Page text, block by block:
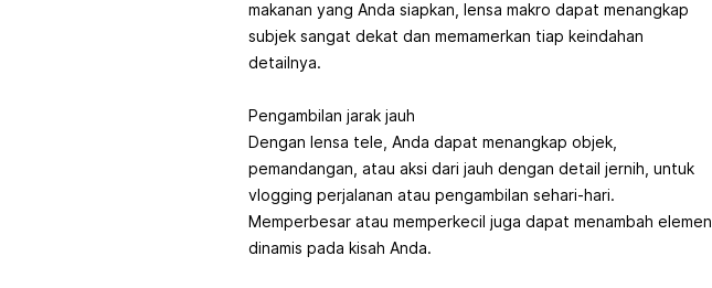
makanan yang Anda siapkan, lensa makro dapat menangkap
subjek sangat dekat dan memamerkan tiap keindahan
detailnya.
Pengambilan jarak jauh
Dengan lensa tele, Anda dapat menangkap objek,
pemandangan, atau aksi dari jauh dengan detail jernih, untuk
vlogging perjalanan atau pengambilan sehari-hari.
Memperbesar atau memperkecil juga dapat menambah elemen
dinamis pada kisah Anda.